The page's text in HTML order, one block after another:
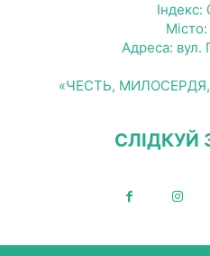
Індекс:
Місто:
Адреса: вул.
«ЧЕСТЬ,
СЛІДКУЙ